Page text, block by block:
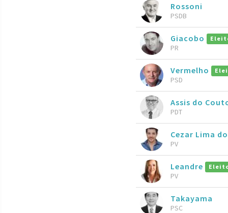
Rossoni
PSDB
Giacobo
PR
Vermelho
PSD
Assis do
PDT
Cezar Lima
PV
Leandre
PV
Takayama
PSC